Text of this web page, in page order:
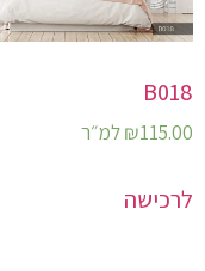
B018
₪115.00 למ״ר
לרכישה